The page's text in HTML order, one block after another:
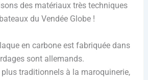
des matériaux très techniques
du Vendée Globe !
en carbone est fabriquée dans
sont allemands.
traditionnels à la maroquinerie,